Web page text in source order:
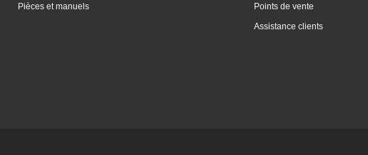
Pièces et manuels
Points de vente
Assistance clients